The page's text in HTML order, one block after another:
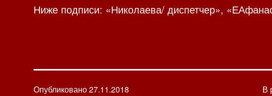
Ниже подписи: «Николаева/ диспетчер»,
Опубликовано27.11.2018
В